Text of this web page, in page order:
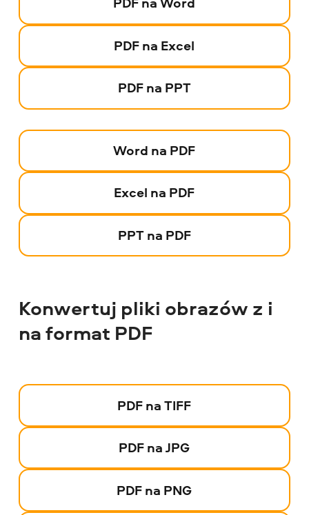
PDF na Excel
PDF na PPT
Word na PDF
Excel na PDF
PPT na PDF
Konwertuj pliki obrazów z i
na format PDF
PDF na TIFF
PDF na JPG
PDF na PNG